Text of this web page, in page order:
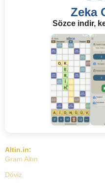
Zeka
Sözce indir,
Altin.in:
Gram Altın
Döviz